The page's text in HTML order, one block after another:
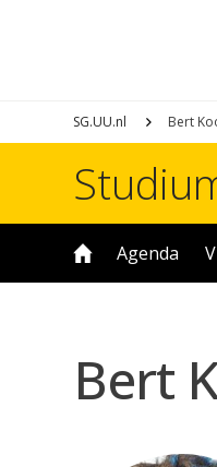
SG.UU.nl Bert
Agenda
Bert